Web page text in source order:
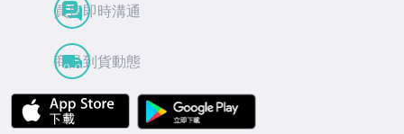
買賣即時溝通
商品到貨動態
APP Store